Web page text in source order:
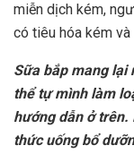
miễn dịch kém,
có tiêu hóa kém
Sữa bắp mang lại
thể tự mình làm
hướng dẫn ở trên.
thức uống bổ